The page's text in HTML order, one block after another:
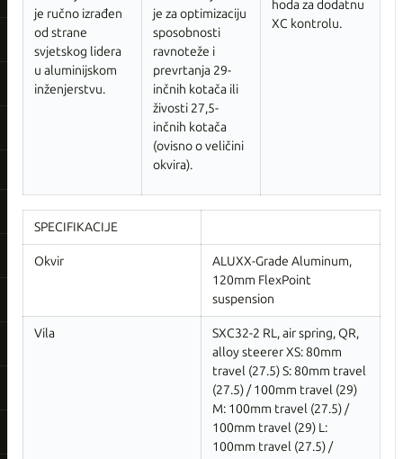
je ručno izrađen
od strane
svjetskog lidera
u aluminijskom
inženjerstvu.
je za optimizaciju
sposobnosti
ravnoteže i
prevrtanja 29-
inčnih kotača ili
živosti 27,5-
inčnih kotača
(ovisno o veličini
okvira).
hoda za dodatnu
XC kontrolu.
SPECIFIKACIJE
Okvir
ALUXX-Grade Aluminum,
120mm FlexPoint
suspension
Vila
SXC32-2 RL, air spring, QR,
alloy steerer XS: 80mm
travel (27.5) S: 80mm travel
(27.5) / 100mm travel (29)
M: 100mm travel (27.5) /
100mm travel (29) L:
100mm travel (27.5) /